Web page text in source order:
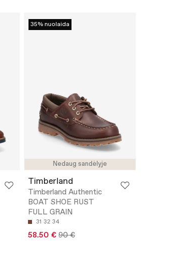
Nedaug sandėlyje
35% nuolaida
Timberland
Timberland Authentic
BOAT SHOE RUST
FULL GRAIN
31 32 34
58.50 € 90 €